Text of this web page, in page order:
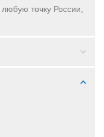
любую точку России,